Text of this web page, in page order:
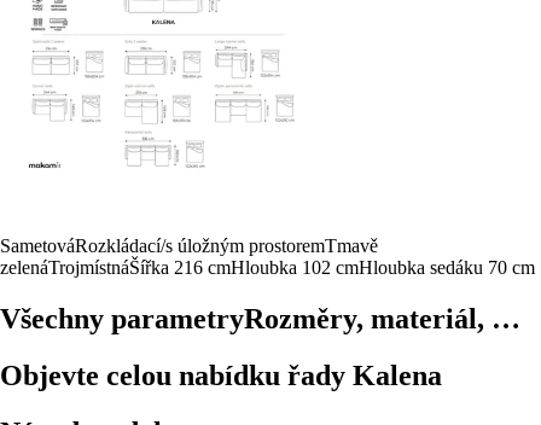
SametováRozkládací/s úložným prostoremTmavě
zelenáTrojmístnáŠířka 216 cmHloubka 102 cmHloubka sedáku 70 cm
Všechny parametryRozměry, materiál, …
Objevte celou nabídku řady Kalena